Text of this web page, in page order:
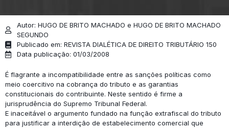
Autor: HUGO DE BRITO MACHADO e HUGO DE BRITO MACHADO
SEGUNDO
Publicado em: REVISTA DIALÉTICA DE DIREITO TRIBUTÁRIO 150
Data publicação: 01/03/2008
É flagrante a incompatibilidade entre as sanções políticas como
meio coercitivo na cobrança do tributo e as garantias
constitucionais do contribuinte. Neste sentido é firme a
jurisprudência do Supremo Tribunal Federal.
E inaceitável o argumento fundado na função extrafiscal do tributo
para justificar a interdição de estabelecimento comercial que